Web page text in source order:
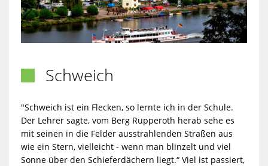
Angebote
Schweich
"Schweich ist ein Flecken, so lernte ich in der Schule.
Der Lehrer sagte, vom Berg Rupperoth herab sehe es
mit seinen in die Felder ausstrahlenden Straßen aus
wie ein Stern, vielleicht - wenn man blinzelt und viel
Sonne über den Schieferdächern liegt.“ Viel ist passiert,